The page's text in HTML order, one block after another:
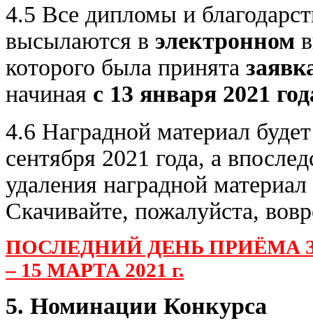
4.5 Все дипломы и
высылаются в электронном
которого была принята
начиная с 13 января 2021
4.6 Наградной материал
сентября 2021 года, а
удаления наградной
Скачивайте, пожалуйста,
ПОСЛЕДНИЙ ДЕНЬ ПРИЁМА
– 15 МАРТА 2021 г.
5. Номинации Конкурса